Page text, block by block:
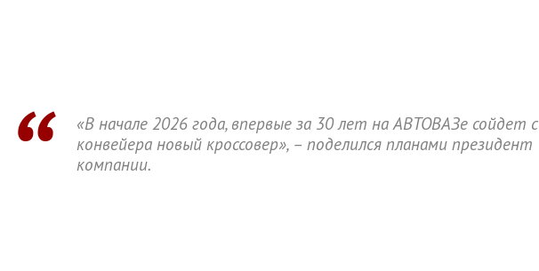
«В начале 2026 года, впервые за 30 лет на АВТОВАЗе сойдет с
конвейера новый кроссовер», – поделился планами президент
компании.